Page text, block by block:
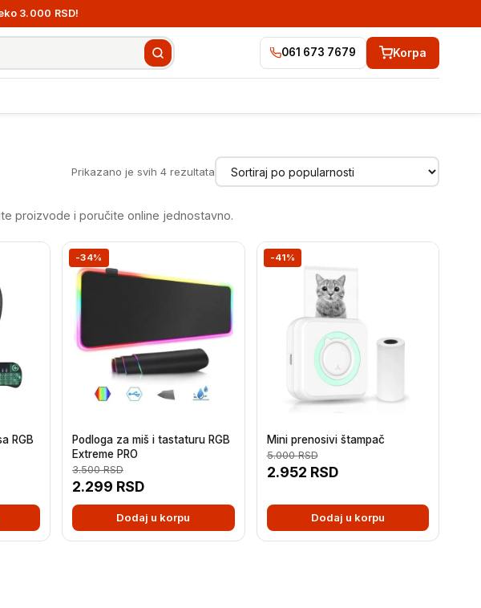
3.000 RSD!
061 673 7679 Korpa
Prikazano je svih 4 rezultata Sortirano
po
proizvode i poručite online jednostavno.
RGB
-34%
Podloga za miš i tastaturu RGB
Extreme PRO
2.299 RSD
3.500RSD
Dodaj u korpu
-41%
Mini prenosivi štampač
2.952 RSD
5.000RSD
Dodaj u korpu